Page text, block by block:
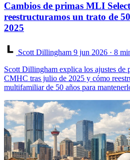
Cambios de primas MLI
reestructuramos un trato de
2025
Scott Dillingham 9 jun 2026 · 8
Scott Dillingham explica los ajustes de
CMHC tras julio de 2025 y cómo
multifamiliar de 50 años para